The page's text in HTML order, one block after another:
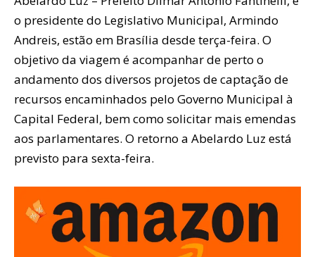
o presidente do Legislativo Municipal, Armindo
Andreis, estão em Brasília desde terça-feira. O
objetivo da viagem é acompanhar de perto o
andamento dos diversos projetos de captação de
recursos encaminhados pelo Governo Municipal à
Capital Federal, bem como solicitar mais emendas
aos parlamentares. O retorno a Abelardo Luz está
previsto para sexta-feira.